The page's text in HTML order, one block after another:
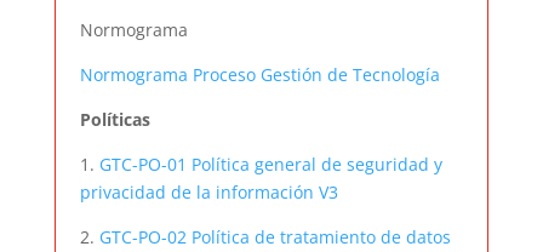
Normograma
Normograma Proceso Gestión de Tecnología
Políticas
1. GTC-PO-01 Política general de seguridad y
privacidad de la información V3
2. GTC-PO-02 Política de tratamiento de datos